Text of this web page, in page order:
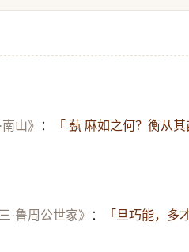
山》 ： 「 蓺 麻如之何？衡从其
·鲁周公世家》 ： 「旦巧能，多